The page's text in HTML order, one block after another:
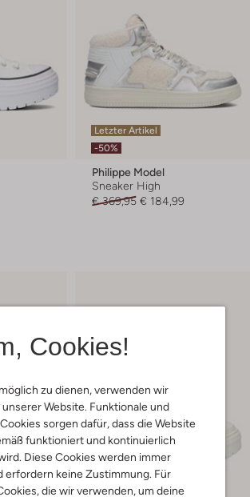
Cookies!
zu dienen, verwenden wir
Website. Funktionale und
sorgen dafür, dass die Website
funktioniert und kontinuierlich
Diese Cookies werden immer
erfordern keine Zustimmung. Für
die wir verwenden, um deine
Letzter Artikel
-50%
Philippe Model
Sneaker High
€ 369,95 € 184,99
Letzter Artikel